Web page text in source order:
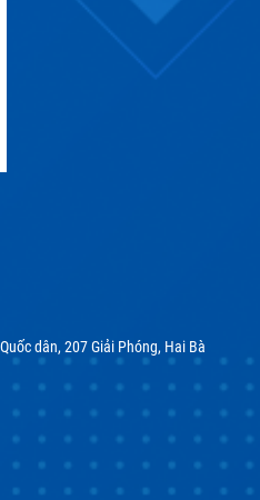
dân, 207 Giải Phóng, Hai Bà